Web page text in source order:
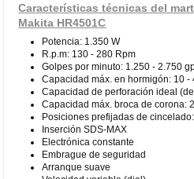
Características técnicas del
Makita HR4501C
Potencia: 1.350 W
R.p.m: 130 - 280 Rpm
Golpes por minuto: 1.250 - 2.750
Capacidad máx. en hormigón: 10 -
Capacidad de perforación ideal
Capacidad máx. broca de corona:
Posiciones prefijadas de
Inserción SDS-MAX
Electrónica constante
Embrague de seguridad
Arranque suave